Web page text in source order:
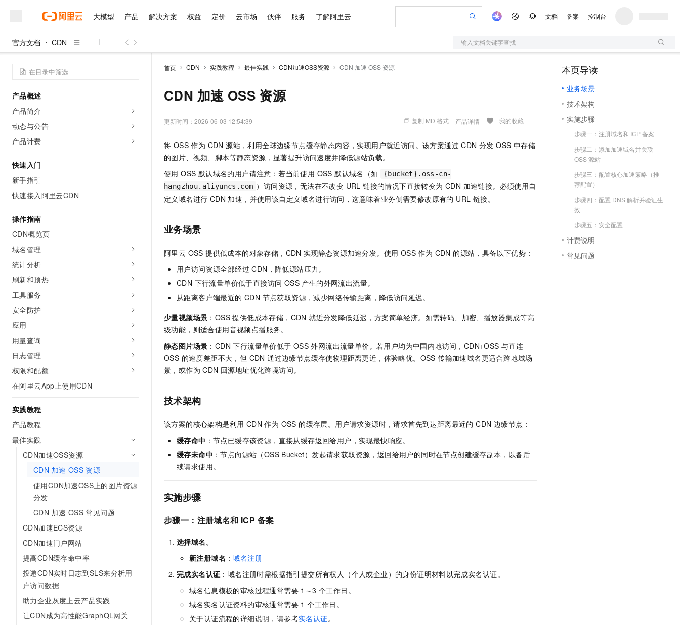
大模型 产品 解决方案 权益 定价 云市场 伙伴 服务 了解阿里云 文档 备案 控制台
官方文档 CDN 输入文档关键字查找
产品概述
产品简介
动态与公告
产品计费
快速入门
新手指引
快速接入阿里云CDN
操作指南
CDN概览页
域名管理
统计分析
刷新和预热
工具服务
安全防护
应用
用量查询
日志管理
权限和配额
在阿里云App上使用CDN
实践教程
产品教程
最佳实践
CDN加速OSS资源
CDN 加速 OSS 资源
使用CDN加速OSS上的图片资源
分发
CDN 加速 OSS 常见问题
CDN加速ECS资源
CDN加速门户网站
提高CDN缓存命中率
投递CDN实时日志到SLS来分析用
户访问数据
助力企业灰度上云产品实践
让CDN成为高性能GraphQL网关
首页 CDN 实践教程 最佳实践 CDN加速OSS资源 CDN 加速 OSS 资源
CDN 加速 OSS 资源
更新时间： 2026-06-03 12:54:39 复制 MD 格式 产品详情 我的收藏
将 OSS 作为 CDN 源站，利用全球边缘节点缓存静态内容，实现用户就近访问。该方案通过 CDN 分发 OSS 中存储
的图片、视频、脚本等静态资源，显著提升访问速度并降低源站负载。
使用 OSS 默认域名的用户请注意：若当前使用 OSS 默认域名（如
{bucket}.oss-cn-
hangzhou.aliyuncs.com ）访问资源，无法在不改变 URL 链接的情况下直接转变为 CDN 加速链接。必须使用自
定义域名进行 CDN 加速，并使用该自定义域名进行访问，这意味着业务侧需要修改原有的 URL 链接。
业务场景
阿里云 OSS 提供低成本的对象存储，CDN 实现静态资源加速分发。使用 OSS 作为 CDN 的源站，具备以下优势：
用户访问资源全部经过 CDN，降低源站压力。
CDN 下行流量单价低于直接访问 OSS 产生的外网流出流量。
从距离客户端最近的 CDN 节点获取资源，减少网络传输距离，降低访问延迟。
少量视频场景 ：OSS 提供低成本存储，CDN 就近分发降低延迟，方案简单经济。如需转码、加密、播放器集成等高
级功能，则适合使用音视频点播服务。
静态图片场景 ：CDN 下行流量单价低于 OSS 外网流出流量单价。若用户均为中国内地访问，CDN+OSS 与直连
OSS 的速度差距不大，但 CDN 通过边缘节点缓存使物理距离更近，体验略优。OSS 传输加速域名更适合跨地域场
景，或作为 CDN 回源地址优化跨境访问。
技术架构
该方案的核心架构是利用 CDN 作为 OSS 的缓存层。用户请求资源时，请求首先到达距离最近的 CDN 边缘节点：
缓存命中 ：节点已缓存该资源，直接从缓存返回给用户，实现最快响应。
缓存未命中 ：节点向源站（OSS Bucket）发起请求获取资源，返回给用户的同时在节点创建缓存副本，以备后
续请求使用。
实施步骤
步骤一：注册域名和 ICP 备案
选择域名。
新注册域名 ：域名注册
完成实名认证 ：域名注册时需根据指引提交所有权人（个人或企业）的身份证明材料以完成实名认证。
域名信息模板的审核过程通常需要 1～3 个工作日。
域名实名认证资料的审核通常需要 1 个工作日。
关于认证流程的详细说明，请参考实名认证。
本页导读
业务场景
技术架构
实施步骤
步骤一：注册域名和 ICP 备案
步骤二：添加加速域名并关联
OSS 源站
步骤三：配置核心加速策略（推
荐配置）
步骤四：配置 DNS 解析并验证生
效
步骤五：安全配置
计费说明
常见问题
大模型
千问AI平台
Qwen3.8-Max HOT
Qwen3.7-Plus
能看、能想、能动手的多模态智能体模型
Kimi-K3 NEW
Deepseek-v4-pro
旗舰 MoE 大模型，百万上下文与顶尖推理能力
HappyHorse-1.1-I2V
图生视频，流畅自然，细节丰富
语音识别与合成
Qwen3-TTS-Flash
Cosyvoice-V3-Flash
高表现力语音合成大模型，语音克隆听感自然
大模型服务
千问AI平台-Token Plan
个人版上线、团队版降价；千问3.8-Max首发发尝鲜
千问AI平台-模型体验
在线体验全尺寸、多种模态的模型效果
Happy 系列大模型
新一代 AI 视频生成模型，深度适配广告营销等场景
AI 应用构建
大模型服务平台百炼-应用模版
丰富多元化的应用模版和解决方案
大模型服务平台百炼-智能体
人工智能平台 PAI
面向真实软件的智能体编程平台
万有无界
秒悟
大模型解决方案
快速部署 Dify，高效搭建 AI 应用
依托云原生高可用架构,实现Dify私有化部署
10 分钟在聊天系统中增加一个 AI 助手
10分钟微调：让0.6B模型媲美235B模型
用1%尺寸在特定领域达到大模型90%以上效果
即刻拥有 DeepSeek-R1 满血版
多模态数据信息提取
超强辅助，Bolt.diy 一步搞定创意建站
产品
精选产品
容器
存储
网络与CDN
安全
数据库
大数据计算
媒体服务
企业服务与云通信
域名与网站
终端用户计算
开发工具
迁移与运维管理
专有云
精选产品
大模型服务与应用平台
多元化、高性能、安全可靠的大模型服务
无影云电脑
随时随地安全接入的云上超级电脑
云解析DNS
覆盖公网/内网、递归/权威、移动APP等全场景解析服务
云原生大数据计算服务 MaxCompute
提供智能易用的域名与建站服务
人工智能平台 PAI 大模型
一站式AI开发、训练和推理服务
Qoder CN
基于千问大模型等，支持代码智能生成、研发智能问答
容器服务 Kubernetes 版 ACK
全托管，含MySQL、PostgreSQL、SQL Server、MariaDB多引擎
Qoder
面向真实软件的智能体编程平台
云原生数据库 PolarDB
100%兼容MySQL、PostgreSQL，兼容Oracle，支持集中和分布式
云防火墙
轻量应用服务器
数字证书管理服务（原SSL证书）
实现全站HTTPS，呈现可信的WEB访问
国内短信简单易用，安全可靠，秒级触达，全球覆盖200+国家和地区。
大数据开发治理平台 DataWorks
解决方案
精选解决方案
大数据
现代化应用
安全
网络
可观测
上云与迁云
企业出海
政企业务
精选解决方案
企业级Agent产品，直接交付可用成果
HappyHorse 打造一站式影视创作平台
可视化编排打通从文字构思到成片全链路闭环
快速拥有专属 OpenClaw
让AI从“聊天伙伴”进化为能干活的“数字员工”
上传文档即自动完成翻译和格式还原
Hermes Agent，打造自进化智能体
自主进化，持久记忆，越用越聪明
Claude Code + GStack 打造工程团队
安装技能 GStack，拥有专属 AI 工程团队
轻松解锁专属 DeepSeek-V4-Pro
5 分钟轻松部署专属 QwenPaw HOT
从聊天伙伴进化为能主动干活的本地数字员工
低代码高效构建企业门户网站
以可视化方式快速构建移动和 PC 门户网站
一句话生成原生可编辑精美 PPT 文稿
输入一句话想法, 轻松生成专业的 PPT
一键部署幻兽帕鲁游戏服务器
一键购买专属联机服务器，轻松开启游戏
漫剧工坊：一站式动画创作平台
快速生产连贯的高质量长漫剧
10 分钟搭建微信、支付宝小程序
高效部署网站，快速应用到小程序
权益 普惠上云
云服务器38元/年起，超值低价云产品抢先购
推荐新用户得奖励，单订单最高返9万
云工开物
高校专属算力普惠，学生认证享300元代金券
免费试用
解决方案免费试用 新老同享
AI 产品 免费试用
140+云产品 免费试用
大模型ACA认证体验
AI 特惠
至高享 1亿+免费 tokens，加速 Al 应用落地
Token Plan 模型订阅计划
Qwen3.8-Max 首发尝鲜，限时加量 10 倍，夜间低至2折
千问办公，限时限量积分加倍 NEW
你的AI工作搭子，覆盖日常办公高频场景
万小智 AI 建站低至 15元/月
AI 场景体验
从图文生成到视频创作，一键激活电商全链路生产力
AI 广告创作
图文、视频一站生成，高效打造优质广告素材
AI 建站
0 代码专业建站，无忧落地极速上线
AI 短剧/漫剧
AI 活动
AI 生产力先锋
先锋实践拓展 AI 生产力的边界
飞天发布时刻
所见，即是所愿
从基础到进阶，Agent 创客手把手教你
创新加速
上云场景组合购
覆盖90%+业务场景，专享组合折扣价
精选AI产品，从模型到应用全链提效
定价 产品定价
了解云产品的定价详情
云上成本管理
管理和优化成本
价格计算器
自助选配和估算价格
价格优势
配置报价器
阿里云 OPC 创新助力计划
Token 补贴，五大权
益加速 OPC 成功
云市场 精选商城
多端小程序
观测云
Tuya 物联网平台阿里云版
蓝凌 OA
电子合同
畅捷通
AI空中课堂在线直播课堂（旗舰版）
生态解决方案
开发者生态解决方案
AI 开发和 AI 应用解决方案
数据与 API
手机三要素
OCR 文字识别
发票查验
天气预报查询
快递物流查询
ERP
CRM
OA 办公系统
广告营销
基础软件
JAVA
全能环境
操作系统
WordPress
SUSE
模板小程序
定制小程序
专业服务
SSL 证书
堡垒机
伙伴 成为销售伙伴
咨询伙伴
销售伙伴合作计划
无影生态合作计划
Salesforce On Alibaba Cloud
Consulting Partner 合作计划
AI 大模型销售与服务生态合作计划
成为产品伙伴
产品生态伙伴
产品伙伴合作计划
云网络合作计划
Salesforce On Alibaba Cloud ISV 合作
计划
服务伙伴合作计划
Al MaaS 服务伙伴赋能合作
伙伴信用分合作计划
更多支持
合作伙伴培训与认证
查询合作伙伴
登录合作伙伴管理后台
服务 售前咨询
自助服务
在线服务
工单服务
短信专区
企业增值服务
专家技术服务
企业成长
服务实践
创新中心
阿里云认证
信息公告
健康状态
开发者社区
我要反馈
了解阿里云 为什么选择阿里云
技术领先
分析师报告
研究报告与白皮书
天池大赛
云开发大赛
入门学习赛
最佳实践
云上奥运之旅
看见新力量
金融模力时刻
客户案例
市场活动
魔搭 ModelScope
科研合作
加入我们
校园招聘